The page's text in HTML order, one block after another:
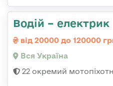
Водій – електрик
від 20000 до 120000
Вся Україна
22 окремий